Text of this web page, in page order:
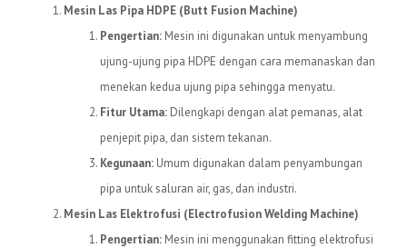
Mesin Las Pipa HDPE (Butt Fusion Machine)
Pengertian: Mesin ini digunakan untuk menyambung
ujung-ujung pipa HDPE dengan cara memanaskan dan
menekan kedua ujung pipa sehingga menyatu.
Fitur Utama: Dilengkapi dengan alat pemanas, alat
penjepit pipa, dan sistem tekanan.
Kegunaan: Umum digunakan dalam penyambungan
pipa untuk saluran air, gas, dan industri.
Mesin Las Elektrofusi (Electrofusion Welding Machine)
Pengertian: Mesin ini menggunakan fitting elektrofusi